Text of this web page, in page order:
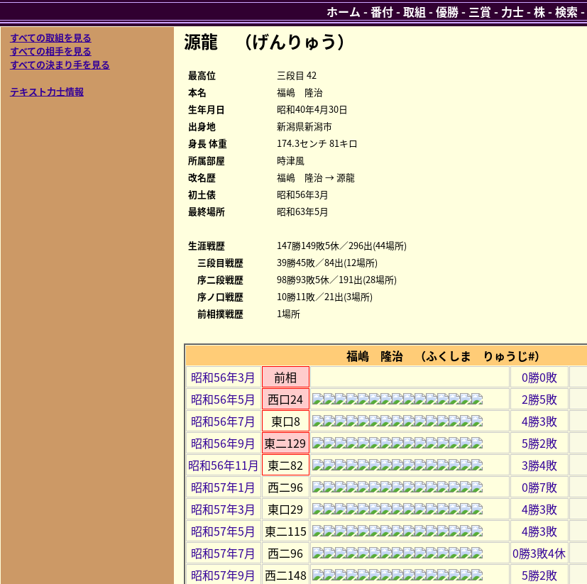
すべての取組を見る
すべての相手を見る
すべての決まり手を見る
テキスト力士情報
源龍 （げんりゅう）
最高位
三段目 42
本名
福嶋 隆治
生年月日
昭和40年4月30日
出身地
新潟県新潟市
身長 体重
174.3センチ 81キロ
所属部屋
時津風
改名歴
福嶋 隆治 → 源龍
初土俵
昭和56年3月
最終場所
昭和63年5月
生涯戦歴
147勝149敗5休／296出(44場所)
三段目戦歴
39勝45敗／84出(12場所)
序二段戦歴
98勝93敗5休／191出(28場所)
序ノ口戦歴
10勝11敗／21出(3場所)
前相撲戦歴
1場所
福嶋 隆治 （ふくしま りゅうじ#）
昭和56年3月
前相
0勝0敗
昭和56年5月
西口24
2勝5敗
昭和56年7月
東口8 4勝3敗
昭和56年9月 東二129
5勝2敗
昭和56年11月
東二82
3勝4敗
昭和57年1月
西二96
0勝7敗
昭和57年3月
東口29
4勝3敗
昭和57年5月
東二115
4勝3敗
昭和57年7月
西二96
0勝3敗4休
昭和57年9月
西二148 5勝2敗
ホーム -番付-取組 -優勝- 三賞 - 力士-株-検索 -